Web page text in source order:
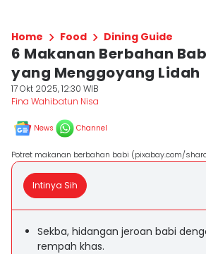
Home Food Dining Guide
6 Makanan Berbahan
yang Menggoyang Lidah
17 Okt 2025, 12:30 WIB
Fina Wahibatun Nisa
News Channel
Potret makanan berbahan babi (pixabay.com/
Intinya Sih
Sekba, hidangan jeroan babi
rempah khas.